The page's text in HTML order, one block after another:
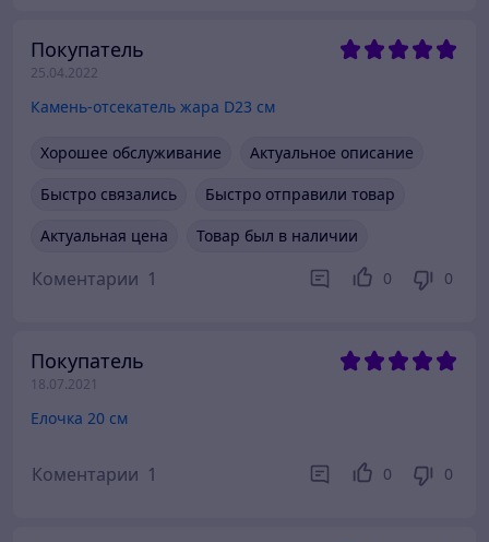
Покупатель
25.04.2022
Камень-отсекатель жара D23 см
Хорошее обслуживание
Актуальное описание
Быстро связались
Быстро отправили товар
Актуальная цена
Товар был в наличии
Коментарии 1 0 0
Покупатель
18.07.2021
Елочка 20 см
Коментарии 1 0 0